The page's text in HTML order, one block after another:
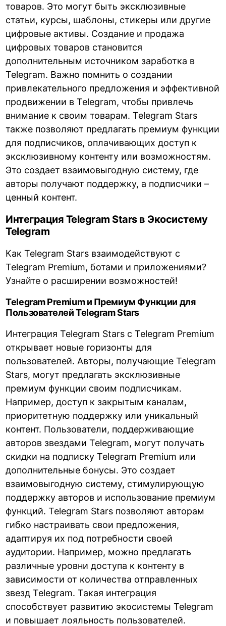
товаров. Это могут быть эксклюзивные
статьи, курсы, шаблоны, стикеры или другие
цифровые активы. Создание и продажа
цифровых товаров становится
дополнительным источником заработка в
Telegram. Важно помнить о создании
привлекательного предложения и эффективной
продвижении в Telegram, чтобы привлечь
внимание к своим товарам. Telegram Stars
также позволяют предлагать премиум функции
для подписчиков, оплачивающих доступ к
эксклюзивному контенту или возможностям.
Это создает взаимовыгодную систему, где
авторы получают поддержку, а подписчики –
ценный контент.
Интеграция Telegram Stars в Экосистему
Telegram
Как Telegram Stars взаимодействуют с
Telegram Premium, ботами и приложениями?
Узнайте о расширении возможностей!
Telegram Premium и Премиум Функции для
Пользователей Telegram Stars
Интеграция Telegram Stars с Telegram Premium
открывает новые горизонты для
пользователей. Авторы, получающие Telegram
Stars, могут предлагать эксклюзивные
премиум функции своим подписчикам.
Например, доступ к закрытым каналам,
приоритетную поддержку или уникальный
контент. Пользователи, поддерживающие
авторов звездами Telegram, могут получать
скидки на подписку Telegram Premium или
дополнительные бонусы. Это создает
взаимовыгодную систему, стимулирующую
поддержку авторов и использование премиум
функций. Telegram Stars позволяют авторам
гибко настраивать свои предложения,
адаптируя их под потребности своей
аудитории. Например, можно предлагать
различные уровни доступа к контенту в
зависимости от количества отправленных
звезд Telegram. Такая интеграция
способствует развитию экосистемы Telegram
и повышает лояльность пользователей.